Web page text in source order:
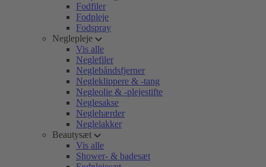
Fodfiler
Fodpleje
Fodspray
Neglepleje
Vis alle
Neglefiler
Neglebåndsfjerner
Negleklippere & -tang
Negleolie & -plejestifte
Neglesakse
Neglehærder
Neglelakker
Beautysæt
Vis alle
Shower- & badesæt